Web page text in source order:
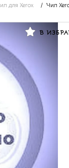
для Xerox / Чип
В